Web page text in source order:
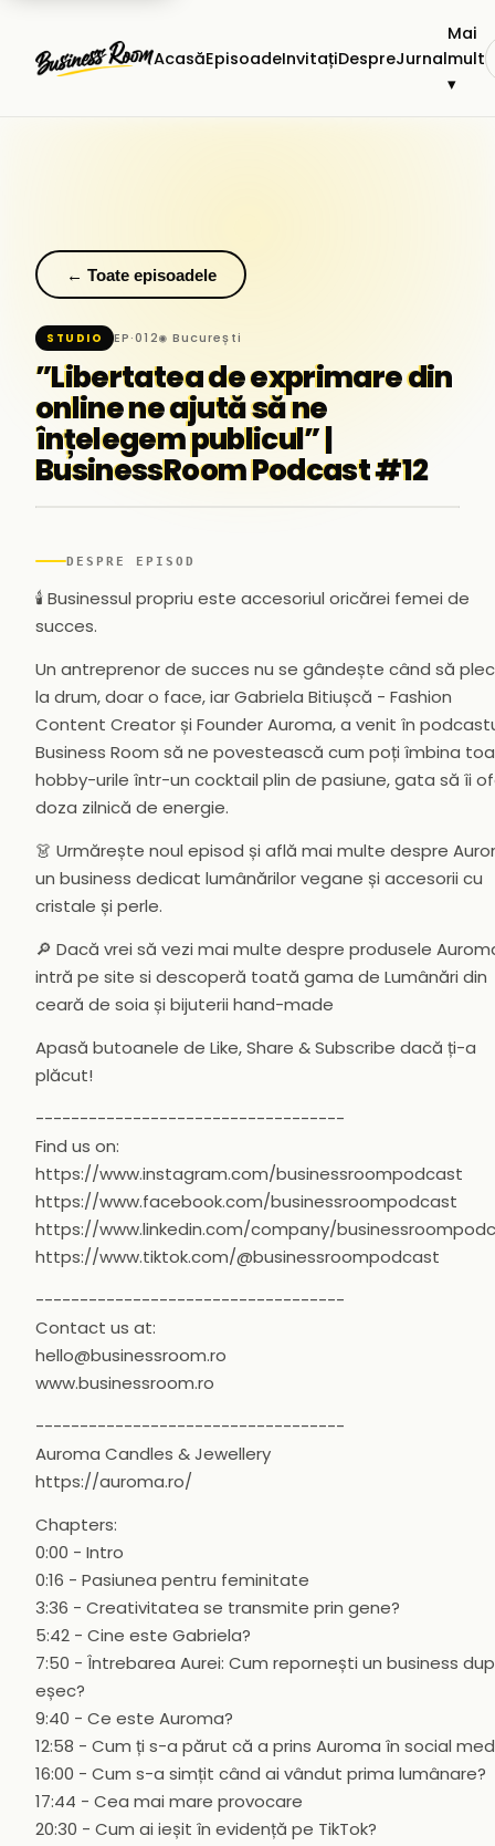
AcasăEpisoadeInvitațiDespreJurnal
Mai
mult
▾
← Toate episoadele
STUDIO EP·012◉ București
”Libertatea de exprimare din
online ne ajută să ne
înțelegem publicul” |
BusinessRoom Podcast #12
DESPRE EPISOD
🕯️ Businessul propriu este accesoriul oricărei femei de
succes.
Un antreprenor de succes nu se gândește când să
la drum, doar o face, iar Gabriela Bitiușcă - Fashion
Content Creator și Founder Auroma, a venit în
Business Room să ne povestească cum poți îmbina
hobby-urile într-un cocktail plin de pasiune, gata să îi
doza zilnică de energie.
👗 Urmărește noul episod și află mai multe despre
un business dedicat lumânărilor vegane și accesorii cu
cristale și perle.
🔎 Dacă vrei să vezi mai multe despre produsele
intră pe site si descoperă toată gama de Lumânări din
ceară de soia și bijuterii hand-made
Apasă butoanele de Like, Share & Subscribe dacă ți-a
plăcut!
-----------------------------------
Find us on:
https://www.instagram.com/businessroompodcast
https://www.facebook.com/businessroompodcast
https://www.linkedin.com/company/
https://www.tiktok.com/@businessroompodcast
-----------------------------------
Contact us at:
hello@businessroom.ro
www.businessroom.ro
-----------------------------------
Auroma Candles & Jewellery
https://auroma.ro/
Chapters:
0:00 - Intro
0:16 - Pasiunea pentru feminitate
3:36 - Creativitatea se transmite prin gene?
5:42 - Cine este Gabriela?
7:50 - Întrebarea Aurei: Cum repornești un business
eșec?
9:40 - Ce este Auroma?
12:58 - Cum ți s-a părut că a prins Auroma în social
16:00 - Cum s-a simțit când ai vândut prima lumânare?
17:44 - Cea mai mare provocare
20:30 - Cum ai ieșit în evidență pe TikTok?